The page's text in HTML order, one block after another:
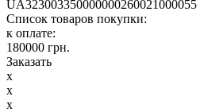
UA323003350000000260021000055
Список товаров покупки:
к оплате:
180000 грн.
Заказать
x
x
x